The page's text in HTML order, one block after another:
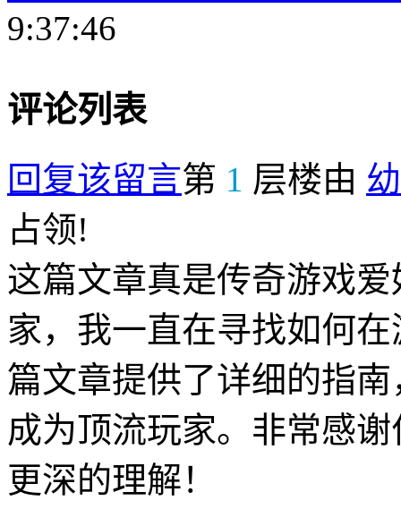
9:37:46
评论列表
回复该留言第 1 层楼由
占领!
这篇文章真是传奇游戏
家，我一直在寻找如何
篇文章提供了详细的指
成为顶流玩家。非常感
更深的理解！